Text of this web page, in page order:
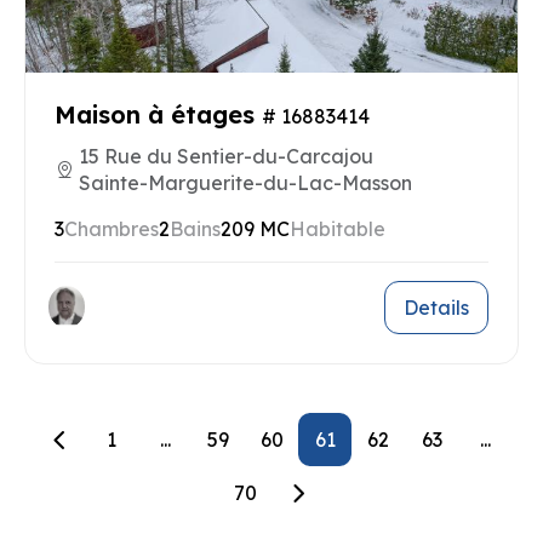
Maison à étages # 16883414
15 Rue du Sentier-du-Carcajou
Sainte-Marguerite-du-Lac-Masson
3Chambres2Bains209 MCHabitable
Details
1 ... 59 60 61 62 63 ...
70